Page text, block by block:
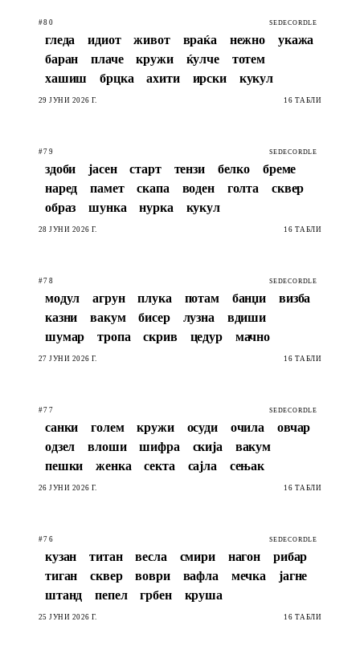
#80 SEDECORDLE
гледа идиот живот враќа нежно
укажа
баран
плаче кружи ќулче
тотем
хашиш
брцка ахити ирски кукул
29 ЈУНИ 2026 Г. 16 ТАБЛИ
#79 SEDECORDLE
здоби јасен старт тензи белко
бреме
наред
памет скапа воден голта
сквер
образ
шунка нурка кукул
28 ЈУНИ 2026 Г. 16 ТАБЛИ
#78 SEDECORDLE
модул агрун плука потам банџи
визба
казни
вакум бисер лузна
вдиши
шумар
тропа скрив цедур мачно
27 ЈУНИ 2026 Г. 16 ТАБЛИ
#77 SEDECORDLE
санки голем кружи осуди очила
овчар
одзел
влоши шифра скија
вакум
пешки
женка секта сајла сењак
26 ЈУНИ 2026 Г. 16 ТАБЛИ
#76 SEDECORDLE
кузан титан весла смири нагон
рибар
тиган
сквер воври вафла мечка
јагне
штанд
пепел грбен круша
25 ЈУНИ 2026 Г. 16 ТАБЛИ